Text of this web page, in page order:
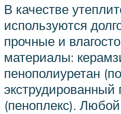
В качестве
используются
прочные и
материалы:
пенополиуретан
экструдированный
(пеноплекс).